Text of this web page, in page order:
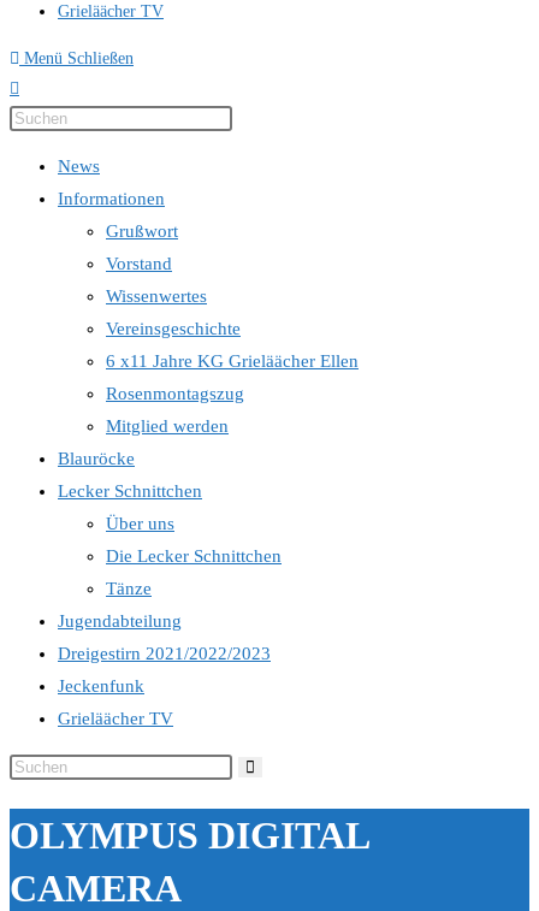
Grieläächer TV
Menü Schließen
News
Informationen
Grußwort
Vorstand
Wissenwertes
Vereinsgeschichte
6 x11 Jahre KG Grieläächer Ellen
Rosenmontagszug
Mitglied werden
Blauröcke
Lecker Schnittchen
Über uns
Die Lecker Schnittchen
Tänze
Jugendabteilung
Dreigestirn 2021/2022/2023
Jeckenfunk
Grieläächer TV
Diese
durchsuchen
OLYMPUS DIGITAL
CAMERA